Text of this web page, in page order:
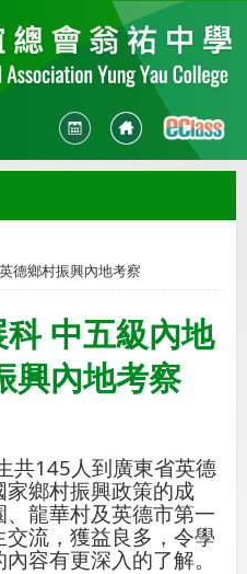
德鄉村振興內地考察
中五級內地
興內地考察
共145 人到廣東省英德
鄉村振興政策的成
龍華村及英德市第一
流，獲益良多，令學
容有更深入的了解。